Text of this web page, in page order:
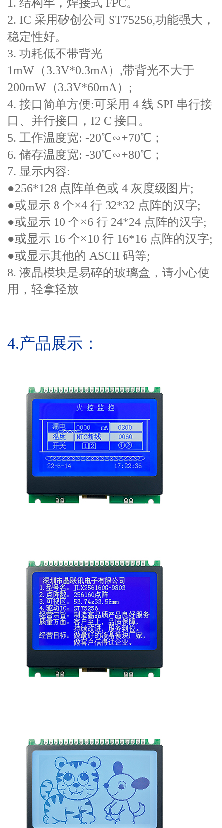
1. 结构牢，焊接式 FPC。
2. IC 采用矽创公司 ST75256,功能强大，
稳定性好。
3. 功耗低不带背光
1mW（3.3V*0.3mA）,带背光不大于
200mW（3.3V*60mA）;
4. 接口简单方便:可采用 4 线 SPI 串行接
口、并行接口，I2 C 接口。
5. 工作温度宽: -20℃∽+70℃；
6. 储存温度宽: -30℃∽+80℃；
7. 显示内容:
●256*128 点阵单色或 4 灰度级图片;
●或显示 8 个×4 行 32*32 点阵的汉字;
●或显示 10 个×6 行 24*24 点阵的汉字;
●或显示 16 个×10 行 16*16 点阵的汉字;
●或显示其他的 ASCII 码等;
8. 液晶模块是易碎的玻璃盒，请小心使
用，轻拿轻放
4.产品展示 ：